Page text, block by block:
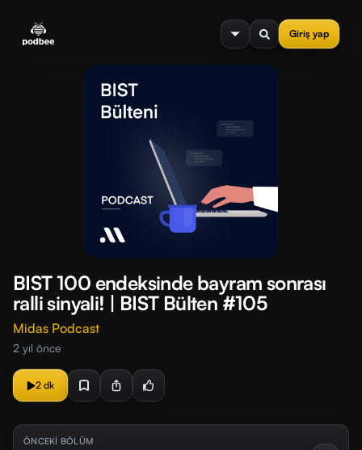
Giriş yap
menu
BIST 100 endeksinde bayram sonrası
ralli sinyali! | BIST Bülten #105
Midas Podcast
2 yıl önce
2 dk
ÖNCEKİ BÖLÜM